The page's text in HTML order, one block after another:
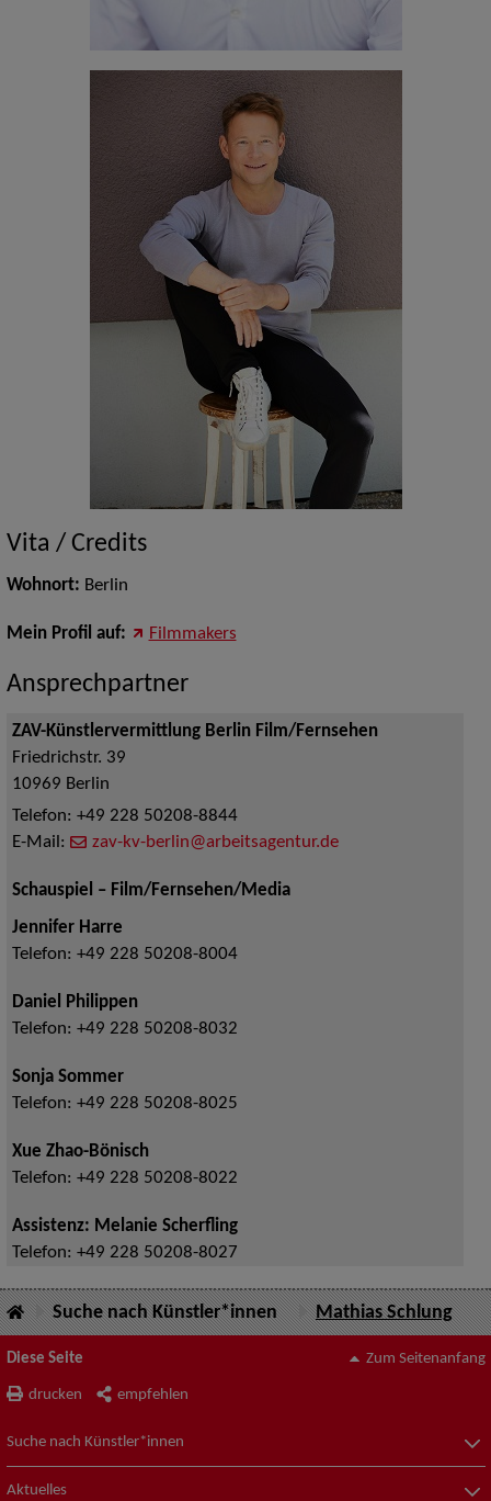
Vita / Credits
Wohnort: Berlin
Mein Profil auf: Filmmakers
Ansprechpartner
ZAV-Künstlervermittlung Berlin Film/Fernsehen
Friedrichstr. 39
10969 Berlin
Telefon: +49 228 50208-8844
E-Mail:
zav-kv-berlin@arbeitsagentur.de
Schauspiel – Film/Fernsehen/Media
Jennifer Harre
Telefon: +49 228 50208-8004
Daniel Philippen
Telefon: +49 228 50208-8032
Sonja Sommer
Telefon: +49 228 50208-8025
Xue Zhao-Bönisch
Telefon: +49 228 50208-8022
Assistenz: Melanie Scherfling
Telefon: +49 228 50208-8027
Suche nach Künstler*innen Mathias Schlung
Diese Seite
drucken empfehlen
Zum Seitenanfang
Suche nach Künstler*innen
Aktuelles